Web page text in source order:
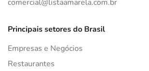
comercial@listaamarela.com.br
Principais setores do Brasil
Empresas e Negócios
Restaurantes